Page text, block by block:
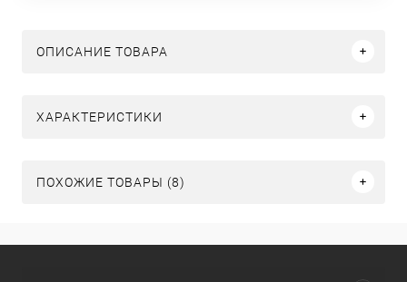
ОПИСАНИЕ ТОВАРА
ХАРАКТЕРИСТИКИ
ПОХОЖИЕ ТОВАРЫ (8)